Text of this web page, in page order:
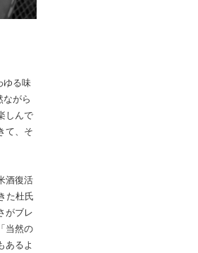
ゆる味
ながら
しんで
て、そ
酒復活
た杜氏
がブレ
当然の
あるよ